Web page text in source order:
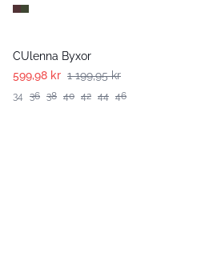
CUlenna Byxor
599,98 kr 1 199,95 kr
34 36 38 40 42 44 46